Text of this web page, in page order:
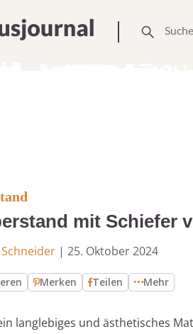
mit Schiefer
| 25. Oktober 2024
Merken Teilen Mehr
langlebiges und ästhetisches